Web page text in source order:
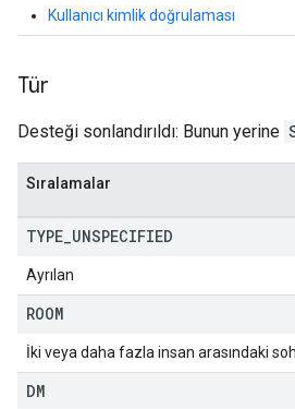
Kullanıcı kimlik doğrulaması
Tür
Desteği sonlandırıldı: Bunun yerine
Sıralamalar
TYPE UNSPECIFIED
Ayrılan
ROOM
İki veya daha fazla insan arasındaki
DM